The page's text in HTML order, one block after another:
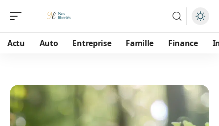
Actu Auto Entreprise Famille Finance